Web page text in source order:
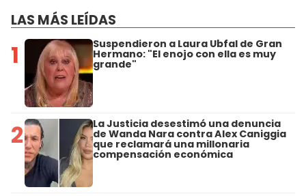
LAS MÁS LEÍDAS
1 Suspendieron a Laura Ubfal de Gran
Hermano: "El enojo con ella es muy
grande"
2 La Justicia desestimó una denuncia
de Wanda Nara contra Alex Caniggia
que reclamará una millonaria
compensación económica